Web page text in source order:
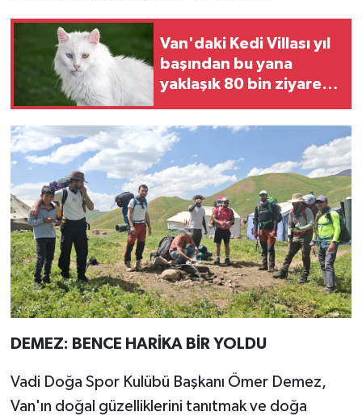
Van'daki Kedi Villası yıl
başından bu yana
yaklaşık 80 bin ziyaretçi
DEMEZ: BENCE HARİKA BİR YOLDU
Vadi Doğa Spor Kulübü Başkanı Ömer Demez,
Van'ın doğal güzelliklerini tanıtmak ve doğa